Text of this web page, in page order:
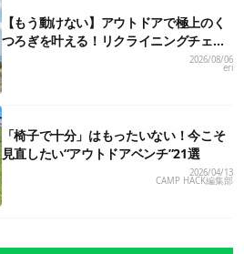
【もう動けない】アウトドアで極上のく
つろぎを叶える！リクライニングチェ
ア・コット8選
2026/08/06
eri
「椅子で十分」はもったいない！今こそ
見直したい“アウトドアベンチ”21選
2026/04/13
CAMP HACK編集部